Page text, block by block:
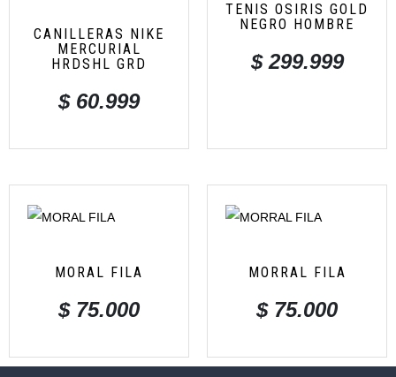
CANILLERAS NIKE
MERCURIAL
HRDSHL GRD
$60.999
TENIS OSIRIS GOLD
NEGRO HOMBRE
$299.999
MORAL FILA
$75.000
MORRAL FILA
$75.000